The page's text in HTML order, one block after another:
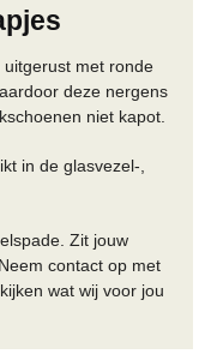
met ronde
deze nergens
niet kapot.
in de glasvezel-,
Zit jouw
contact op met
wat wij voor jou